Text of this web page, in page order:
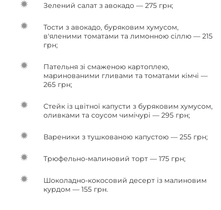
Зелений салат з авокадо — 275 грн;
Тости з авокадо, буряковим хумусом,
в'яленими томатами та лимонною сіллю — 215
грн;
Пательня зі смаженою картоплею,
маринованими гливами та томатами кімчі —
265 грн;
Стейк із цвітної капусти з буряковим хумусом,
оливками та соусом чимічурі — 295 грн;
Вареники з тушкованою капустою — 255 грн;
Трюфельно-малиновий торт — 175 грн;
Шоколадно-кокосовий десерт із малиновим
курдом — 155 грн.